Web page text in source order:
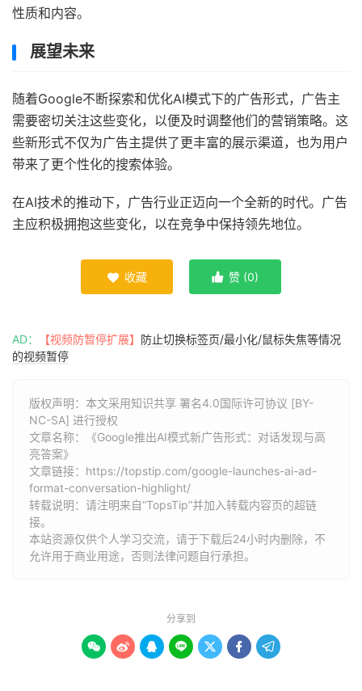
性质和内容。
展望未来
随着Google不断探索和优化AI模式下的广告形式，广告主
需要密切关注这些变化，以便及时调整他们的营销策略。这
些新形式不仅为广告主提供了更丰富的展示渠道，也为用户
带来了更个性化的搜索体验。
在AI技术的推动下，广告行业正迈向一个全新的时代。广告
主应积极拥抱这些变化，以在竞争中保持领先地位。
 收藏  赞 (0)
AD： 【视频防暂停扩展】 防止切换标签页/最小化/鼠标失焦等情况
的视频暂停
版权声明：本文采用知识共享 署名4.0国际许可协议 [BY-
NC-SA] 进行授权
文章名称：《Google推出AI模式新广告形式：对话发现与高
亮答案》
文章链接： https://topstip.com/google-launches-ai-ad-
format-conversation-highlight/
转载说明：请注明来自“TopsTip”并加入转载内容页的超链
接。
本站资源仅供个人学习交流，请于下载后24小时内删除，不
允许用于商业用途，否则法律问题自行承担。
分享到
      